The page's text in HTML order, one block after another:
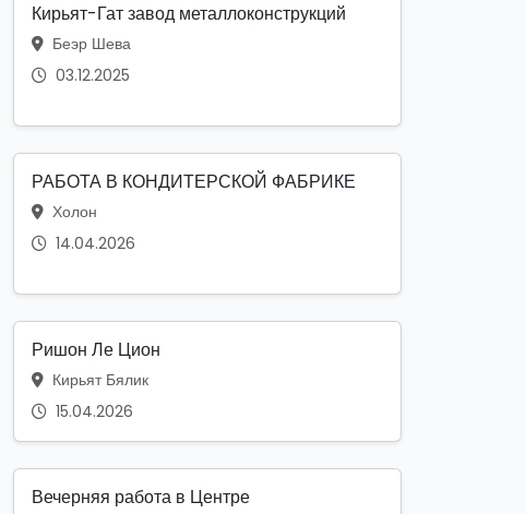
Кирьят-Гат завод металлоконструкций
Беэр Шева
03.12.2025
РАБОТА В КОНДИТЕРСКОЙ ФАБРИКЕ
Холон
14.04.2026
Ришон Ле Цион
Кирьят Бялик
15.04.2026
Вечерняя работа в Центре